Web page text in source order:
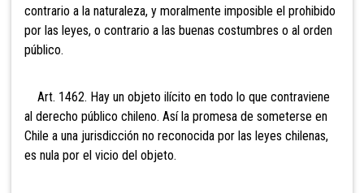
contrario a la naturaleza, y moralmente imposible el prohibido
por las leyes, o contrario a las buenas costumbres o al orden
público.
Art. 1462. Hay un objeto ilícito en todo lo que contraviene
al derecho público chileno. Así la promesa de someterse en
Chile a una jurisdicción no reconocida por las leyes chilenas,
es nula por el vicio del objeto.